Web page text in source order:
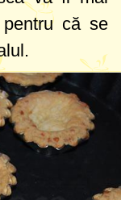
că se